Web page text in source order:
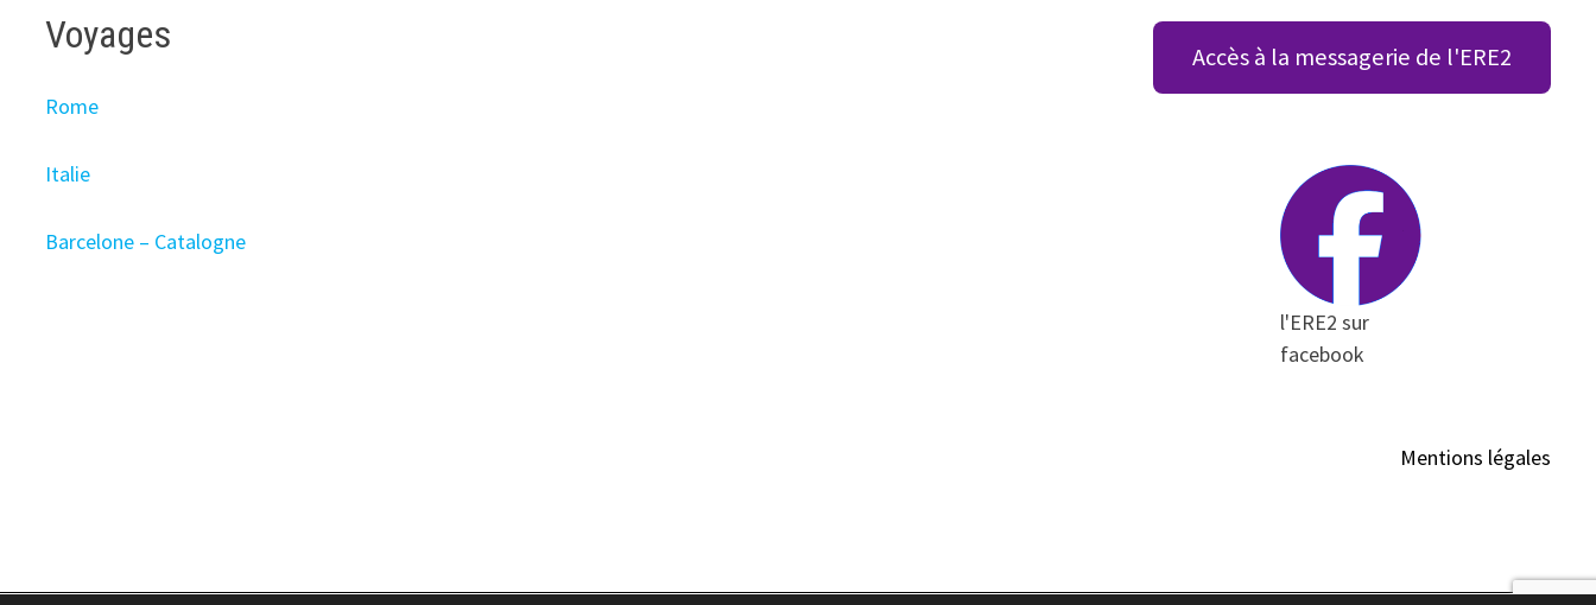
Voyages
Rome
Italie
Barcelone – Catalogne
Accès à la messagerie de l'ERE2
l'ERE2 sur
facebook
Mentions légales